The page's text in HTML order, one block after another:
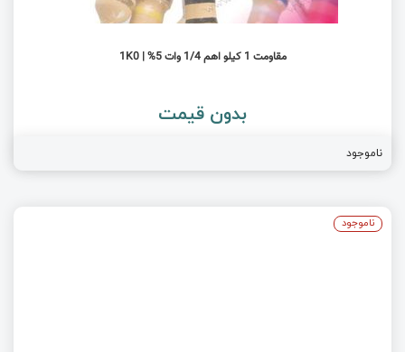
مقاومت 1 کیلو اهم 1/4 وات 5% | 1K0
بدون قیمت
ناموجود
ناموجود